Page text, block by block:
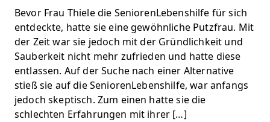
Bevor Frau Thiele die SeniorenLebenshilfe für sich
entdeckte, hatte sie eine gewöhnliche Putzfrau. Mit
der Zeit war sie jedoch mit der Gründlichkeit und
Sauberkeit nicht mehr zufrieden und hatte diese
entlassen. Auf der Suche nach einer Alternative
stieß sie auf die SeniorenLebenshilfe, war anfangs
jedoch skeptisch. Zum einen hatte sie die
schlechten Erfahrungen mit ihrer […]